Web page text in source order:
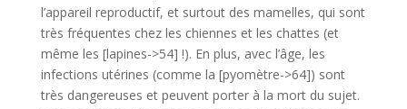
l’appareil reproductif, et surtout des mamelles, qui sont
très fréquentes chez les chiennes et les chattes (et
même les [lapines->54] !). En plus, avec l’âge, les
infections utérines (comme la [pyomètre->64]) sont
très dangereuses et peuvent porter à la mort du sujet.